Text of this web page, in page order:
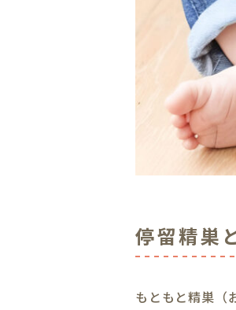
停留精巣
もともと精巣（